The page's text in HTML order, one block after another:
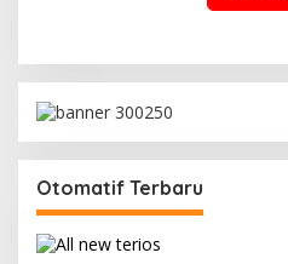
Otomatif Terbaru